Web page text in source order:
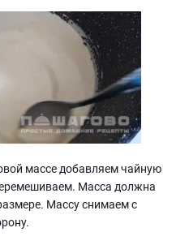
массе добавляем чайную
Масса должна
Массу снимаем с